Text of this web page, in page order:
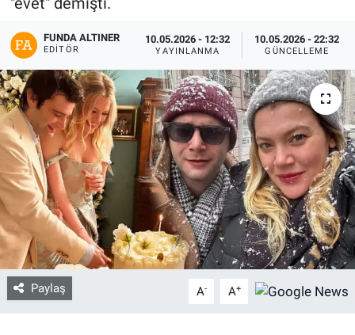
FUNDA ALTINER
EDITÖR
10.05.2026 - 12:32
YAYINLANMA
10.05.2026 - 22:32
GÜNCELLEME
Paylaş A- A+
İLAN
Bize ulaşın
İletişim/Künye
Yaşam
Gözden Kaçmasın
İletişim (Künye)